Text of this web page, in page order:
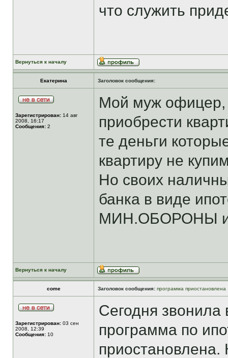
что служить
Вернуться к началу
Екатерина Заголовок сообщения:
Зарегистрирован: 14 авг
2008, 16:17
Сообщения: 2
Мой муж офицер,
приобрести
те деньги
квартиру не
Но своих
банка в виде
МИН.ОБОРОНЫ и
Вернуться к началу
come Заголовок сообщения: программа приостановлена
Зарегистрирован: 03 сен
2008, 12:39
Сообщения: 10
Сегодня звонила
программа по
приостановлена.